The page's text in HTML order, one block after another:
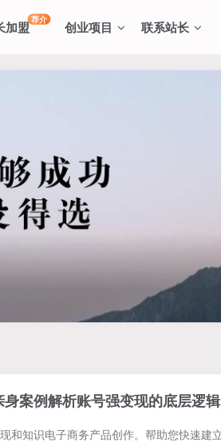
加盟荐介 创业项目 联系站长
案例解析账号强变现的底层逻辑